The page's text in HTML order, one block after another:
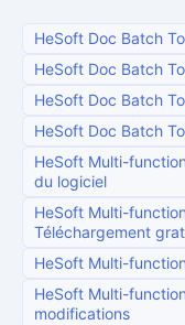
HeSoft Doc Batch
HeSoft Doc Batch
HeSoft Doc Batch
HeSoft Doc Batch
HeSoft Multi-
du logiciel
HeSoft Multi-
Téléchargement
HeSoft Multi-
HeSoft Multi-
modifications